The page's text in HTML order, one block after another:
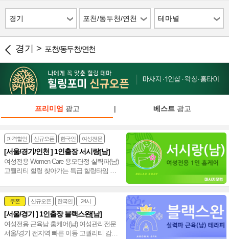
경기 포천/동두천/연천 테마별
경기 > 포천/동두천/연천
프리미엄 광고 | 베스트광고
파격할인 신규오픈 한국인 여성전문
[서울/경기/인천 ] 1인출장 서시랑[남]
여성전용 Women Care 용모단정 실력파(남)
고퀄리티 힐링 찾아가는 특급 힐링타임 서
쿠폰 신규오픈 한국인 24시
여성전문
[서울/경기 ] 1인출장 블랙스완[남]
여성전용 근육남 홈케어(남) 여성관리전문
서울/경기 전지역 빠른 이동 고퀄리티 감성